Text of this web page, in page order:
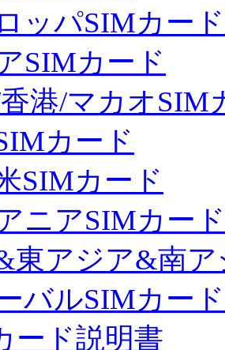
ッパSIMカード
SIMカード
港/マカオSIM
カード
SIMカード
ニアSIMカード
東アジア&南
バルSIMカード
ード説明書